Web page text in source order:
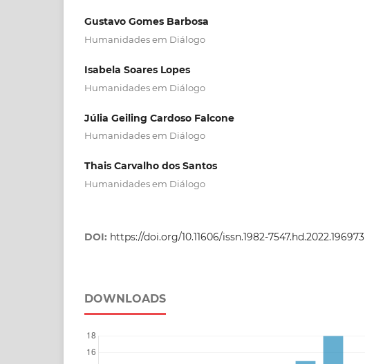
Gustavo Gomes Barbosa
Humanidades em Diálogo
Isabela Soares Lopes
Humanidades em Diálogo
Júlia Geiling Cardoso Falcone
Humanidades em Diálogo
Thais Carvalho dos Santos
Humanidades em Diálogo
DOI: https://doi.org/10.11606/issn.1982-7547.hd.2022.196973
DOWNLOADS